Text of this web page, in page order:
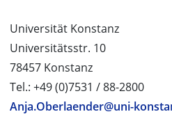
Universität Konstanz
Universitätsstr. 10
78457 Konstanz
Tel.: +49 (0)7531 / 88-2800
Anja.Oberlaender@uni-